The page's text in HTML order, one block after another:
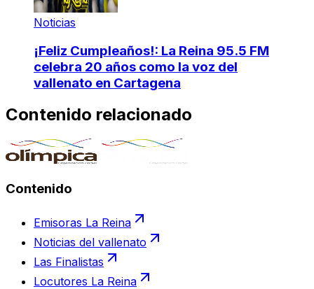
Noticias
¡Feliz Cumpleaños!: La Reina 95.5 FM
celebra 20 años como la voz del
vallenato en Cartagena
Contenido relacionado
Contenido
Emisoras La Reina
Noticias del vallenato
Las Finalistas
Locutores La Reina